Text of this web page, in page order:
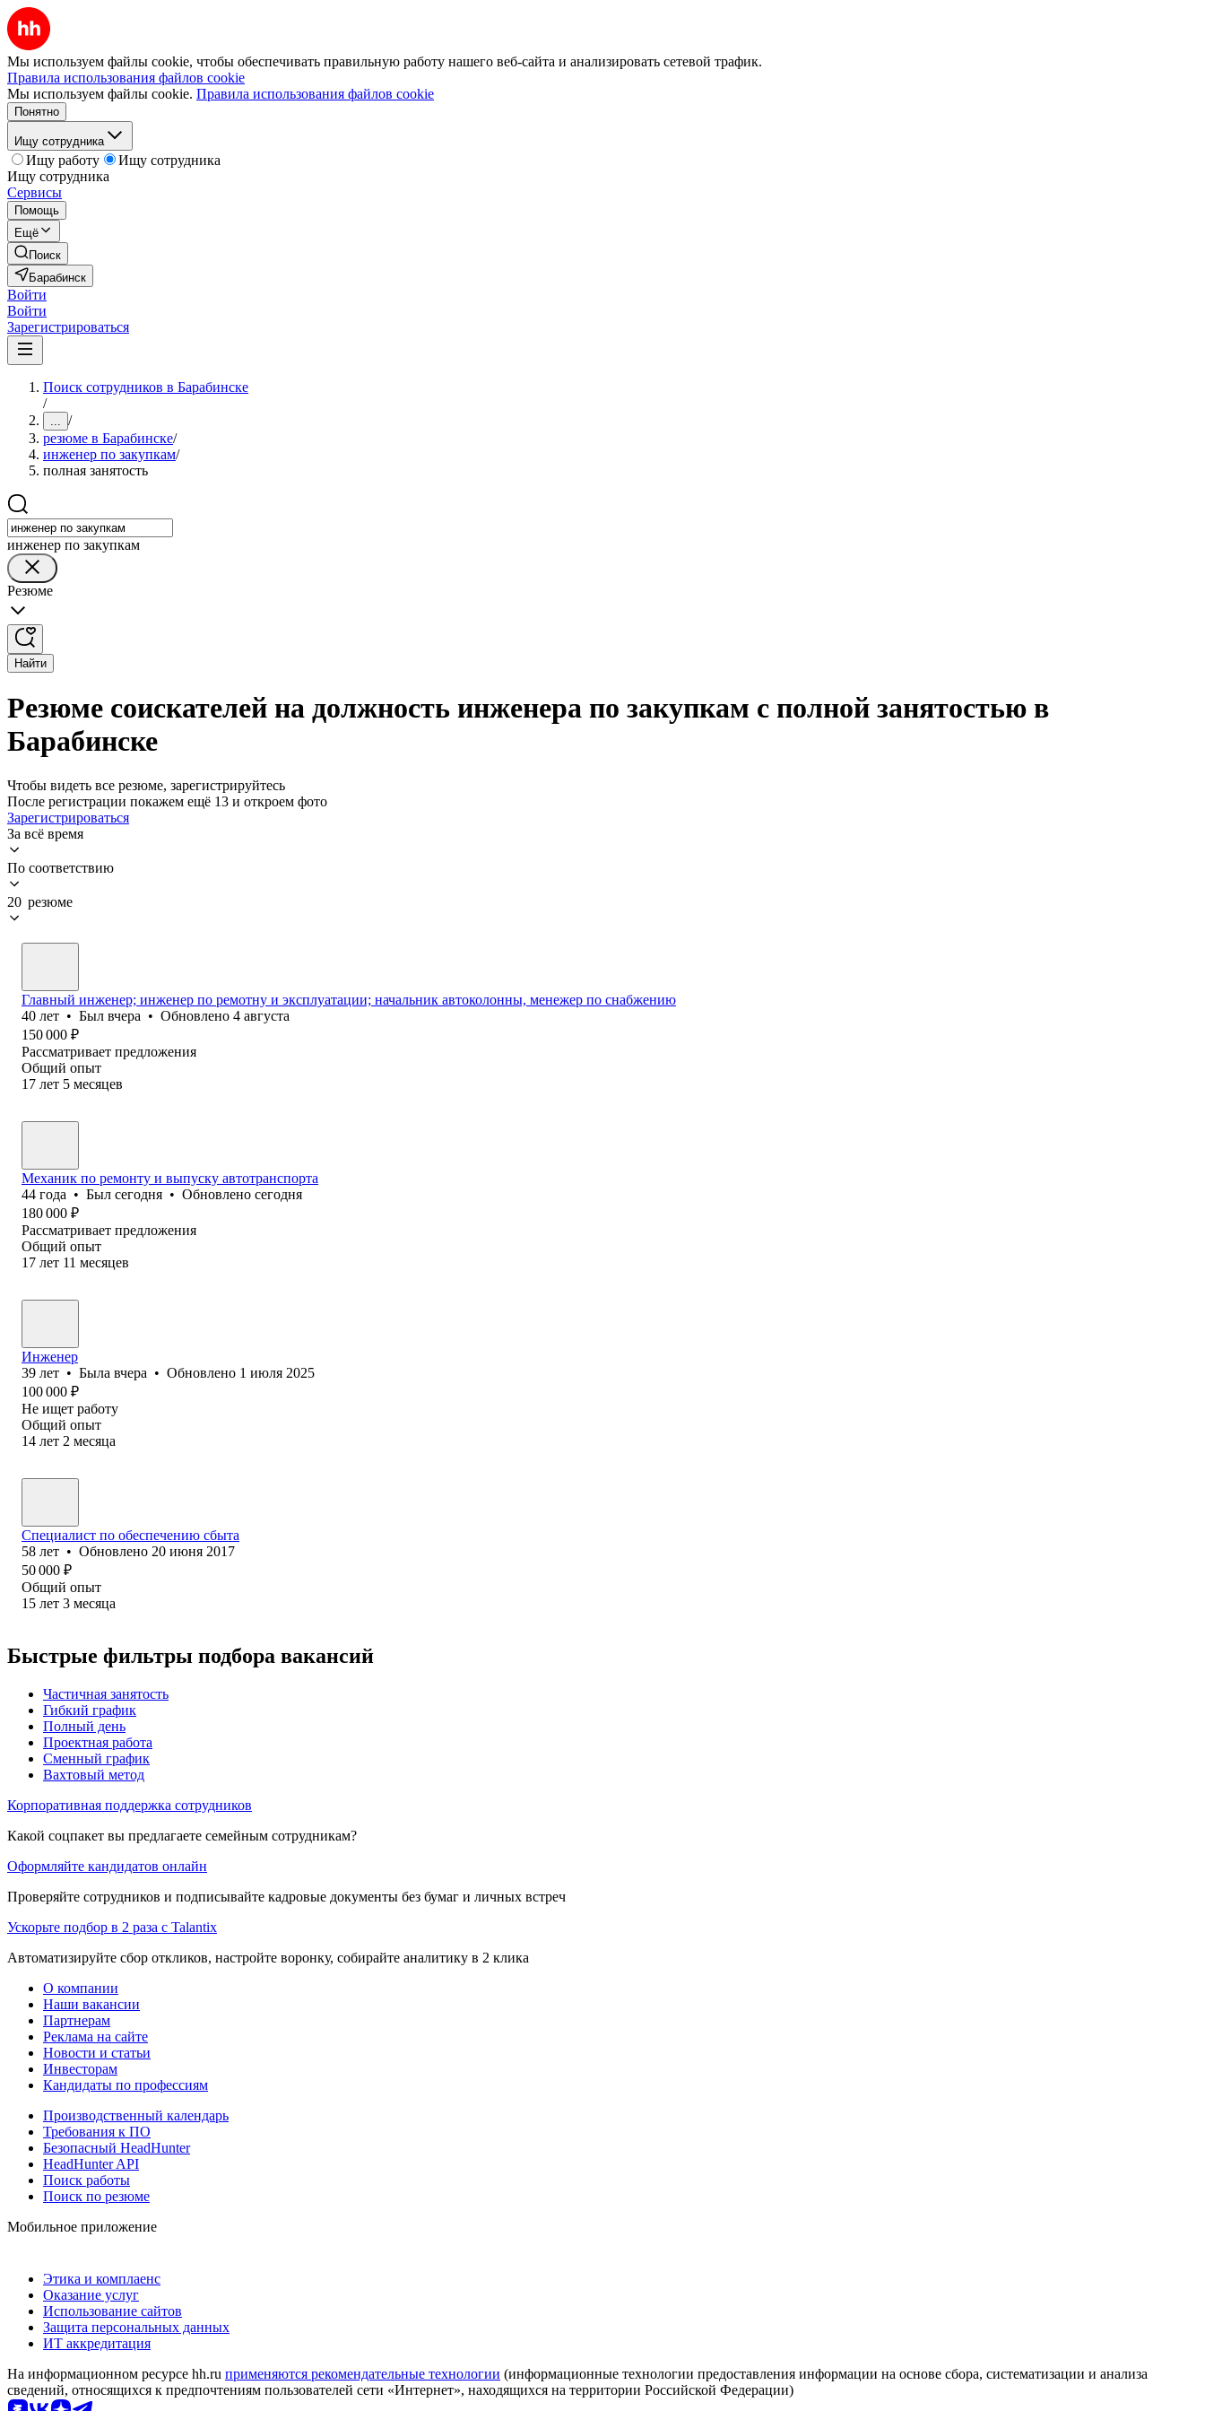
Мы используем файлы cookie, чтобы обеспечивать правильную работу нашего веб-сайта и анализировать сетевой трафик.
Правила использования файлов cookie
Мы используем файлы cookie. Правила использования файлов cookie
Понятно
Ищу сотрудника
Ищу работу
Ищу сотрудника
Ищу сотрудника
Сервисы
Помощь
Ещё
Поиск
Барабинск
Войти
Войти
Зарегистрироваться
Поиск сотрудников в Барабинске
/
... /
резюме в Барабинске/
инженер по закупкам/
полная занятость
инженер по закупкам
Резюме
Найти
Резюме соискателей на должность инженера по закупкам с полной занятостью в
Барабинске
Чтобы видеть все резюме, зарегистрируйтесь
После регистрации покажем ещё 13 и откроем фото
Зарегистрироваться
За всё время
По соответствию
20 резюме
Главный инженер; инженер по ремотну и эксплуатации; начальник автоколонны, менежер по снабжению
40 лет • Был вчера • Обновлено 4 августа
150 000 ₽
Рассматривает предложения
Общий опыт
17 лет 5 месяцев
Механик по ремонту и выпуску автотранспорта
44 года • Был сегодня • Обновлено сегодня
180 000 ₽
Рассматривает предложения
Общий опыт
17 лет 11 месяцев
Инженер
39 лет • Была вчера • Обновлено 1 июля 2025
100 000 ₽
Не ищет работу
Общий опыт
14 лет 2 месяца
Специалист по обеспечению сбыта
58 лет • Обновлено 20 июня 2017
50 000 ₽
Общий опыт
15 лет 3 месяца
Быстрые фильтры подбора вакансий
Частичная занятость
Гибкий график
Полный день
Проектная работа
Сменный график
Вахтовый метод
Корпоративная поддержка сотрудников
Какой соцпакет вы предлагаете семейным сотрудникам?
Оформляйте кандидатов онлайн
Проверяйте сотрудников и подписывайте кадровые документы без бумаг и личных встреч
Ускорьте подбор в 2 раза с Talantix
Автоматизируйте сбор откликов, настройте воронку, собирайте аналитику в 2 клика
О компании
Наши вакансии
Партнерам
Реклама на сайте
Новости и статьи
Инвесторам
Кандидаты по профессиям
Производственный календарь
Требования к ПО
Безопасный HeadHunter
HeadHunter API
Поиск работы
Поиск по резюме
Мобильное приложение
Этика и комплаенс
Оказание услуг
Использование сайтов
Защита персональных данных
ИТ аккредитация
На информационном ресурсе hh.ru применяются рекомендательные технологии (информационные технологии предоставления информации на основе сбора, систематизации и анализа
сведений, относящихся к предпочтениям пользователей сети «Интернет», находящихся на территории Российской Федерации)